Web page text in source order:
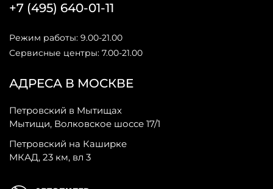
АДРЕСА В МОСКВЕ
Петровский в Мытищах
Мытищи, Волковское шоссе 17/1
Петровский на Каширке
МКАД, 23 км, вл 3
+7 (495) 640-01-11
Режим работы: 9.00-21.00
Сервисные центры: 7.00-21.00